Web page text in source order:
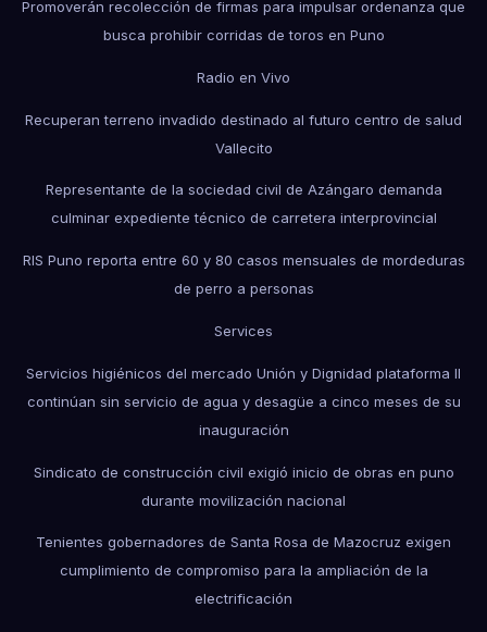
Promoverán recolección de firmas para impulsar ordenanza que
busca prohibir corridas de toros en Puno
Radio en Vivo
Recuperan terreno invadido destinado al futuro centro de salud
Vallecito
Representante de la sociedad civil de Azángaro demanda
culminar expediente técnico de carretera interprovincial
RIS Puno reporta entre 60 y 80 casos mensuales de mordeduras
de perro a personas
Services
Servicios higiénicos del mercado Unión y Dignidad plataforma II
continúan sin servicio de agua y desagüe a cinco meses de su
inauguración
Sindicato de construcción civil exigió inicio de obras en puno
durante movilización nacional
Tenientes gobernadores de Santa Rosa de Mazocruz exigen
cumplimiento de compromiso para la ampliación de la
electrificación